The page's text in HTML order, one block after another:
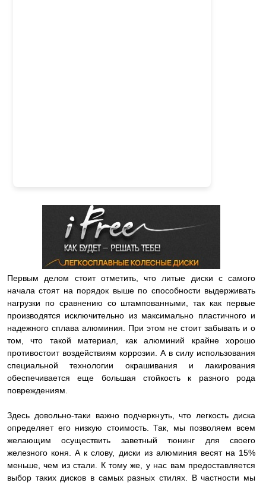
Первым делом стоит отметить, что литые диски с самого
начала стоят на порядок выше по способности выдерживать
нагрузки по сравнению со штампованными, так как первые
производятся исключительно из максимально пластичного и
надежного сплава алюминия. При этом не стоит забывать и о
том, что такой материал, как алюминий крайне хорошо
противостоит воздействиям коррозии. А в силу использования
специальной технологии окрашивания и лакирования
обеспечивается еще большая стойкость к разного рода
повреждениям.
Здесь довольно-таки важно подчеркнуть, что легкость диска
определяет его низкую стоимость. Так, мы позволяем всем
желающим осуществить заветный тюнинг для своего
железного коня. А к слову, диски из алюминия весят на 15%
меньше, чем из стали. К тому же, у нас вам предоставляется
выбор таких дисков в самых разных стилях. В частности мы